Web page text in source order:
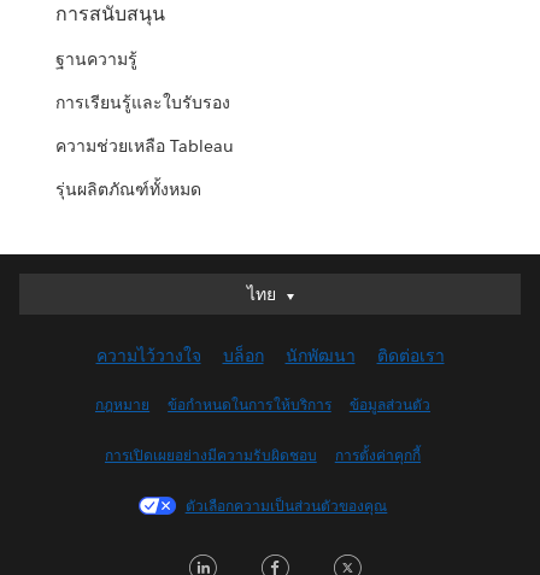
การสนับสนุน
ฐานความรู้
การเรียนรู้และใบรับรอง
ความช่วยเหลือ Tableau
รุ่นผลิตภัณฑ์ทั้งหมด
ไทย
ไทย
English (UK)
English (US)
Français (Canada)
Français (France)
日本語
ความไว้วางใจ บล็อก นักพัฒนา ติดต่อเรา
กฎหมาย ข้อกำหนดในการให้บริการ ข้อมูลส่วนตัว
การเปิดเผยอย่างมีความรับผิดชอบ การตั้งค่าคุกกี้
ตัวเลือกความเป็นส่วนตัวของคุณ
LinkedInFacebook